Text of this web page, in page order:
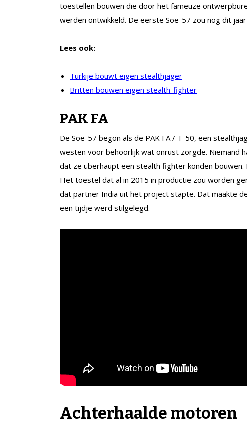
toestellen bouwen die door het fameuze
werden ontwikkeld. De eerste Soe-57 zou nog dit
Lees ook:
Turkije bouwt eigen stealthjager
Britten bouwen eigen stealth-fighter
PAK FA
De Soe-57 begon als de PAK FA / T-50, een
westen voor behoorlijk wat onrust zorgde. Niemand
dat ze überhaupt een stealth fighter konden
Het toestel dat al in 2015 in productie zou worden
dat partner India uit het project stapte. Dat maakte
een tijdje werd stilgelegd.
Achterhaalde motoren